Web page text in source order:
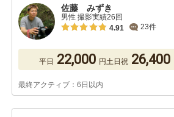
佐藤 みずき
男性 撮影実績26回
4.91
23件
平日 22,000 円土日祝 26,400
最終アクティブ：6日以内